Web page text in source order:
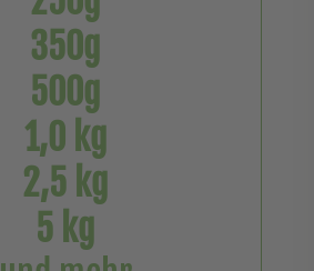
350g
500g
1,0 kg
2,5 kg
5 kg